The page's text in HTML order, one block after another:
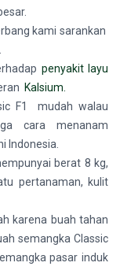
kami sarankan
penyakit layu
Kalsium.
F1 mudah walau
cara menanam
Indonesia.
berat 8 kg,
pertanaman, kulit
karena buah tahan
semangka Classic
pasar induk